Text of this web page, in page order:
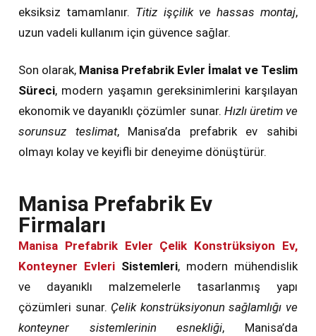
eksiksiz tamamlanır. Titiz işçilik ve hassas montaj,
uzun vadeli kullanım için güvence sağlar.
Son olarak, Manisa Prefabrik Evler İmalat ve Teslim
Süreci, modern yaşamın gereksinimlerini karşılayan
ekonomik ve dayanıklı çözümler sunar. Hızlı üretim ve
sorunsuz teslimat, Manisa’da prefabrik ev sahibi
olmayı kolay ve keyifli bir deneyime dönüştürür.
Manisa Prefabrik Ev
Firmaları
Manisa Prefabrik Evler Çelik Konstrüksiyon Ev,
Konteyner Evleri Sistemleri, modern mühendislik
ve dayanıklı malzemelerle tasarlanmış yapı
çözümleri sunar. Çelik konstrüksiyonun sağlamlığı ve
konteyner sistemlerinin esnekliği, Manisa’da